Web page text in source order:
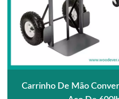
Carrinho De Mão